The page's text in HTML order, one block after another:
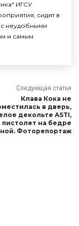
ИГСУ
сидят в
с неудобными
и самым
Следующая статья
Клава Кока не
в дверь,
декольте ASTI,
пистолет на бедре
Фоторепортаж